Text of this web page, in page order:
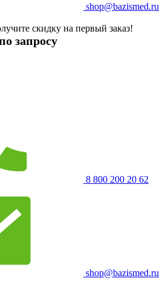
shop@bazismed.ru
скидку на первый заказ!
запросу
8 800 200 20 62
shop@bazismed.ru